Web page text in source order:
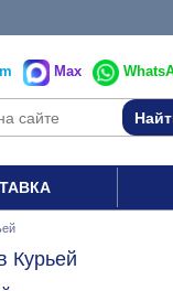
Max
Курьей